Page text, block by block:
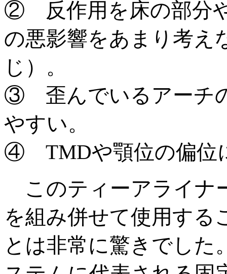
② 反作用を床の部分
の悪影響をあまり考え
じ）。
③ 歪んでいるアーチ
やすい。
④ TMDや顎位の偏位
このティーアライナ
を組み併せて使用する
とは非常に驚きでした